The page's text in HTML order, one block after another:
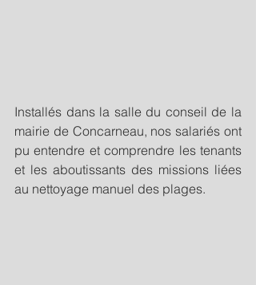
Installés dans la salle du conseil de la
mairie de Concarneau, nos salariés ont
pu entendre et comprendre les tenants
et les aboutissants des missions liées
au nettoyage manuel des plages.